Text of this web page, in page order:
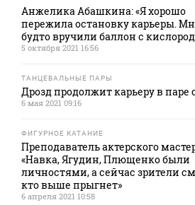
Анжелика Абашкина: «Я хорошо
пережила остановку карьеры.
будто вручили баллон с
5 октября 2021 16:56
ТАНЦЕВАЛЬНЫЕ ПАРЫ
Дрозд продолжит карьеру в
6 мая 2021 09:16
ФИГУРНОЕ КАТАНИЕ
Преподаватель актерского
«Навка, Ягудин, Плющенко были
личностями, а сейчас зрители
кто выше прыгнет»
6 апреля 2021 10:58